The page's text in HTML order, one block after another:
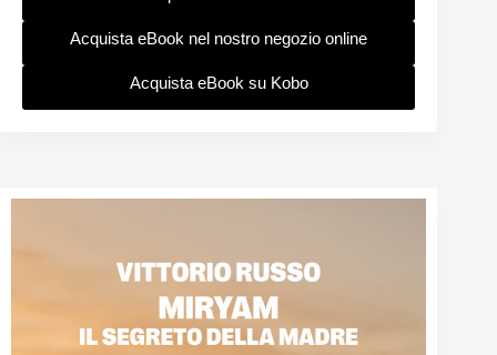
Acquista eBook nel nostro negozio online
Acquista eBook su Kobo